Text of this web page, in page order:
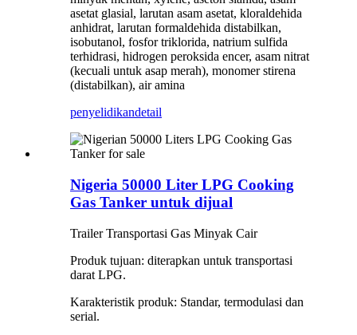
asetat glasial, larutan asam asetat, kloraldehida
anhidrat, larutan formaldehida distabilkan,
isobutanol, fosfor triklorida, natrium sulfida
terhidrasi, hidrogen peroksida encer, asam nitrat
(kecuali untuk asap merah), monomer stirena
(distabilkan), air amina
penyelidikandetail
Nigeria 50000 Liter LPG Cooking
Gas Tanker untuk dijual
Trailer Transportasi Gas Minyak Cair
Produk tujuan: diterapkan untuk transportasi
darat LPG.
Karakteristik produk: Standar, termodulasi dan
serial.